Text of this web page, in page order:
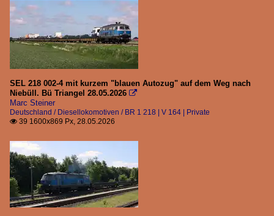
SEL 218 002-4 mit kurzem "blauen Autozug" auf dem Weg nach
Niebüll. Bü Triangel 28.05.2026 
Marc Steiner
Deutschland / Diesellokomotiven / BR 1 218 | V 164 | Private
 39 1600x869 Px, 28.05.2026